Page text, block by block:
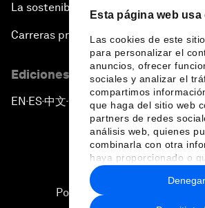
Esta página web
Las cookies de este
para personalizar el
anuncios, ofrecer
sociales y analizar el
compartimos
que haga del sitio web
partners de redes
análisis web, quienes
combinarla con otra
haya proporcionado o
recopilado a partir del
hecho de sus servicios.
Denegar
La sostenibilidad en el Foro
Carreras profesionales
Ediciones en otros idiomas
EN ▪ES▪中文▪ 日本語
Política de privacidad y